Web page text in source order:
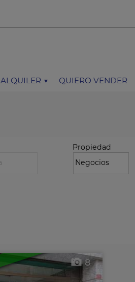
ALQUILER QUIERO VENDER
Propiedad
8